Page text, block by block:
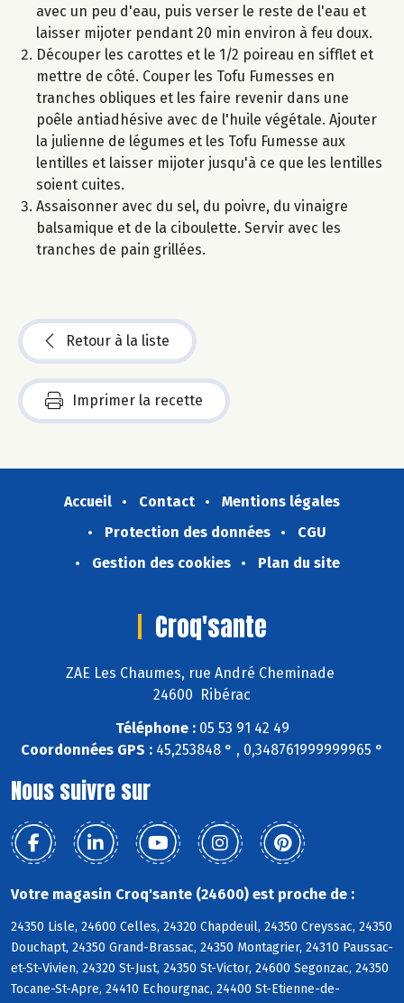
avec un peu d'eau, puis verser le reste de l'eau et
laisser mijoter pendant 20 min environ à feu doux.
Découper les carottes et le 1/2 poireau en sifflet et
mettre de côté. Couper les Tofu Fumesses en
tranches obliques et les faire revenir dans une
poêle antiadhésive avec de l'huile végétale. Ajouter
la julienne de légumes et les Tofu Fumesse aux
lentilles et laisser mijoter jusqu'à ce que les lentilles
soient cuites.
Assaisonner avec du sel, du poivre, du vinaigre
balsamique et de la ciboulette. Servir avec les
tranches de pain grillées.
Retour à la liste
Imprimer la recette
Accueil Contact
Mentions légales
Protection des données
CGU
Gestion des cookies
Plan du site
Croq'sante
ZAE Les Chaumes, rue André Cheminade
24600 Ribérac
Téléphone :05 53 91 42 49
Coordonnées GPS : 45,253848 ° , 0,348761999999965 °
Nous suivre sur
Votre magasin Croq'sante (24600) est proche de :
24350 Lisle, 24600 Celles, 24320 Chapdeuil, 24350 Creyssac, 24350
Douchapt, 24350 Grand-Brassac, 24350 Montagrier, 24310 Paussac-
et-St-Vivien, 24320 St-Just, 24350 St-Victor, 24600 Segonzac, 24350
Tocane-St-Apre, 24410 Echourgnac, 24400 St-Etienne-de-